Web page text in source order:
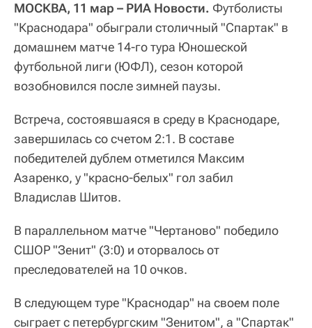
МОСКВА, 11 мар – РИА Новости. Футболисты
"Краснодара" обыграли столичный "Спартак" в
домашнем матче 14-го тура Юношеской
футбольной лиги (ЮФЛ), сезон которой
возобновился после зимней паузы.
Встреча, состоявшаяся в среду в Краснодаре,
завершилась со счетом 2:1. В составе
победителей дублем отметился Максим
Азаренко, у "красно-белых" гол забил
Владислав Шитов.
В параллельном матче "Чертаново" победило
СШОР "Зенит" (3:0) и оторвалось от
преследователей на 10 очков.
В следующем туре "Краснодар" на своем поле
сыграет с петербургским "Зенитом", а "Спартак"